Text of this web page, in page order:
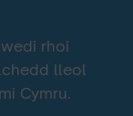
rhoi
lleol
Cymru.